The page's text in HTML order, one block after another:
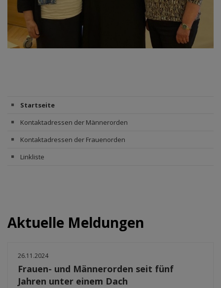
Startseite
Kontaktadressen der Männerorden
Kontaktadressen der Frauenorden
Linkliste
Aktuelle Meldungen
26.11.2024
Frauen- und Männerorden seit fünf
Jahren unter einem Dach